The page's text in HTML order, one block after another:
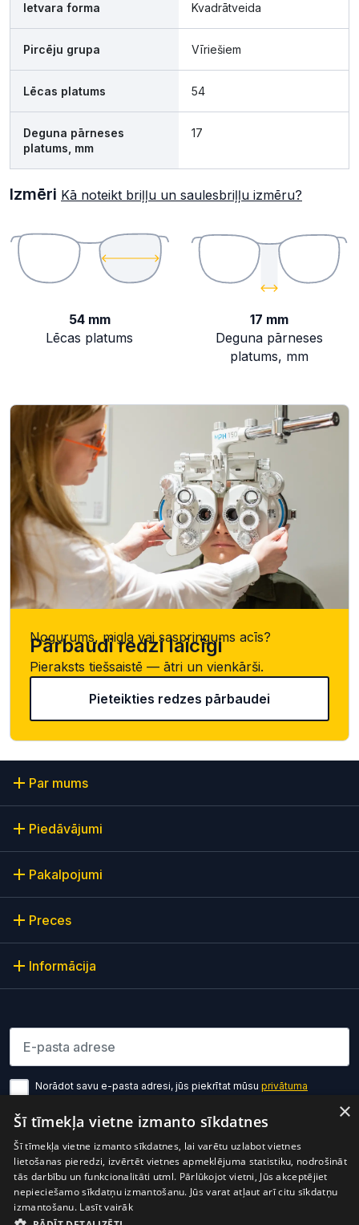
Ietvara forma Kvadrātveida
Pircēju grupa Vīriešiem
Lēcas platums 54
Deguna pārneses
platums, mm
17
Izmēri Kā noteikt briļļu un saulesbriļļu izmēru?
54 mm
Lēcas platums
17 mm
Deguna pārneses
platums, mm
Nogurums, migla vai saspringums acīs?
Pārbaudi redzi laicīgi
Pieraksts tiešsaistē — ātri un vienkārši.
Pieteikties redzes pārbaudei
Par mums
Piedāvājumi
Pakalpojumi
Preces
Informācija
Lūdzu ievadiet e-pasta adresi
Norādot savu e-pasta adresi, jūs piekrītat mūsu privātuma
×
Šī tīmekļa vietne izmanto sīkdatnes
Šī tīmekļa vietne izmanto sīkdatnes, lai varētu uzlabot vietnes
lietošanas pieredzi, izvērtēt vietnes apmeklējuma statistiku, nodrošināt
tās darbību un funkcionalitāti utml. Pārlūkojot vietni, Jūs akceptējiet
nepieciešamo sīkdatņu izmantošanu. Jūs varat atļaut arī citu sīkdatņu
izmantošanu. Lasīt vairāk